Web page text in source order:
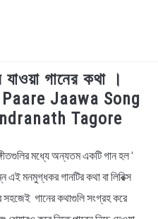
গানের কথা ।
Jaawa Song
Tagore
মধ্যে অন্যতম একটি গান হল ‘
এই মনমুগ্ধকর গানটির কথা বা লিরিক্স
সহজেই গানের কথাগুলি সংগ্রহ করে